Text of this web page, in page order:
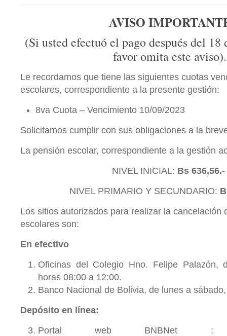
AVISO
(Si usted efectuó el pago después del 18
favor omita este aviso).
Le recordamos que tiene las siguientes cuotas
escolares, correspondiente a la presente gestión:
8va Cuota – Vencimiento 10/09/2023
Solicitamos cumplir con sus obligaciones a la
La pensión escolar, correspondiente a la gestión
NIVEL INICIAL: Bs 636,56.-
NIVEL PRIMARIO Y SECUNDARIO:
Los sitios autorizados para realizar la cancelación
escolares son:
En efectivo
Oficinas del Colegio Hno. Felipe Palazón,
horas 08:00 a 12:00.
Banco Nacional de Bolivia, de lunes a
Depósito en línea:
Portal web BNBNet :